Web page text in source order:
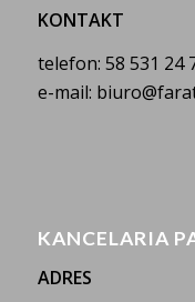
KONTAKT
telefon: 58 531 24
e-mail:
KANCELARIA
ADRES